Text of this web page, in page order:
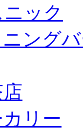
ック
ング
リー